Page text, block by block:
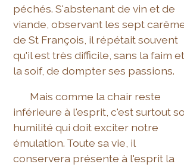
péchés. S'abstenant de vin et de
viande, observant les sept
de St François, il répétait souvent
qu'il est très difficile, sans la faim et
la soif, de dompter ses passions.
Mais comme la chair reste
inférieure à l'esprit, c'est surtout
humilité qui doit exciter notre
émulation. Toute sa vie, il
conservera présente à l'esprit la